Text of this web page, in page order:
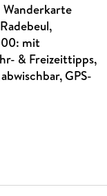
Wanderkarte
mit
& Freizeittipps,
GPS-